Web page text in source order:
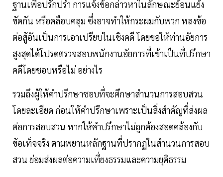
ฐานเพื่อปรักปรํา การแจ้งข้อกล่าวหาในลักษณะย้อนแย้ง
ขัดกัน หรือคลือบคลุม ซึ่งอาจทําให้กระผมกับพวก หลงข้อ
ต่อสู้อันเป็นการเอาเปรียบในเชิงคดี โดยขอให้ท่านอัยการ
สูงสุดได้โปรดตรวจสอบพนักงานอัยการที่เข้าเป็นที่ปรึกษา
คดีโดยชอบหรือไม่ อย่างไร
รวมถึงผู้ให้คําปรึกษาชอบที่จะศึกษาสํานวนการสอบสวน
โดยละเอียด ก่อนให้คําปรึกษาเพราะเป็นสิ่งสําคัญที่ส่งผล
ต่อการสอบสวน หากให้คําปรึกษาไม่ถูกต้องสอดคล้องกับ
ข้อเท็จจริง ตามพยานหลักฐานที่ปรากฏในสํานวนการสอบ
สวน ย่อมส่งผลต่อความเที่ยงธรรมและความยุติธรรม